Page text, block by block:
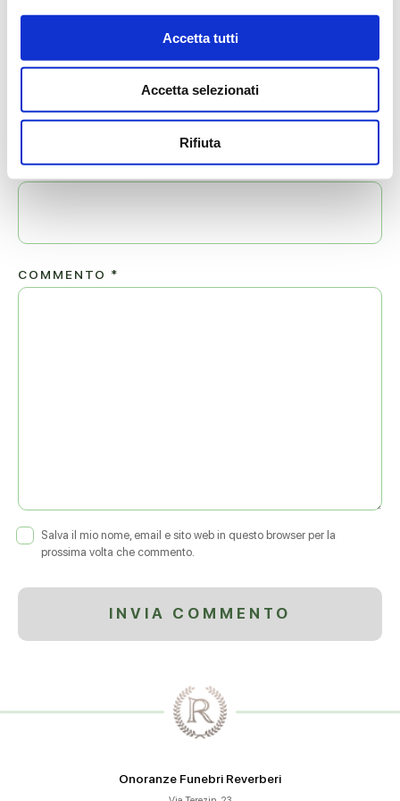
Accetta tutti
Accetta selezionati
Rifiuta
Il tuo indirizzo email non sarà pubblicato.
COMMENTO *
NOME*
EMAIL*
Salva il mio nome, email e sito web in questo browser per la
prossima volta che commento.
Onoranze Funebri Reverberi